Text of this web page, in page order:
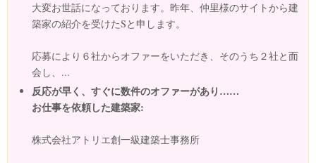
大変お世話になっております。昨年、仲里様のサイトから建
築家の紹介を受けたSと申します。
応募により６社からオファーをいただき、そのうち２社と面
会し、...
反応が早く、すぐに数件のオファーがあり……
お仕事を依頼した建築家:
株式会社アトリエ創一級建築士事務所